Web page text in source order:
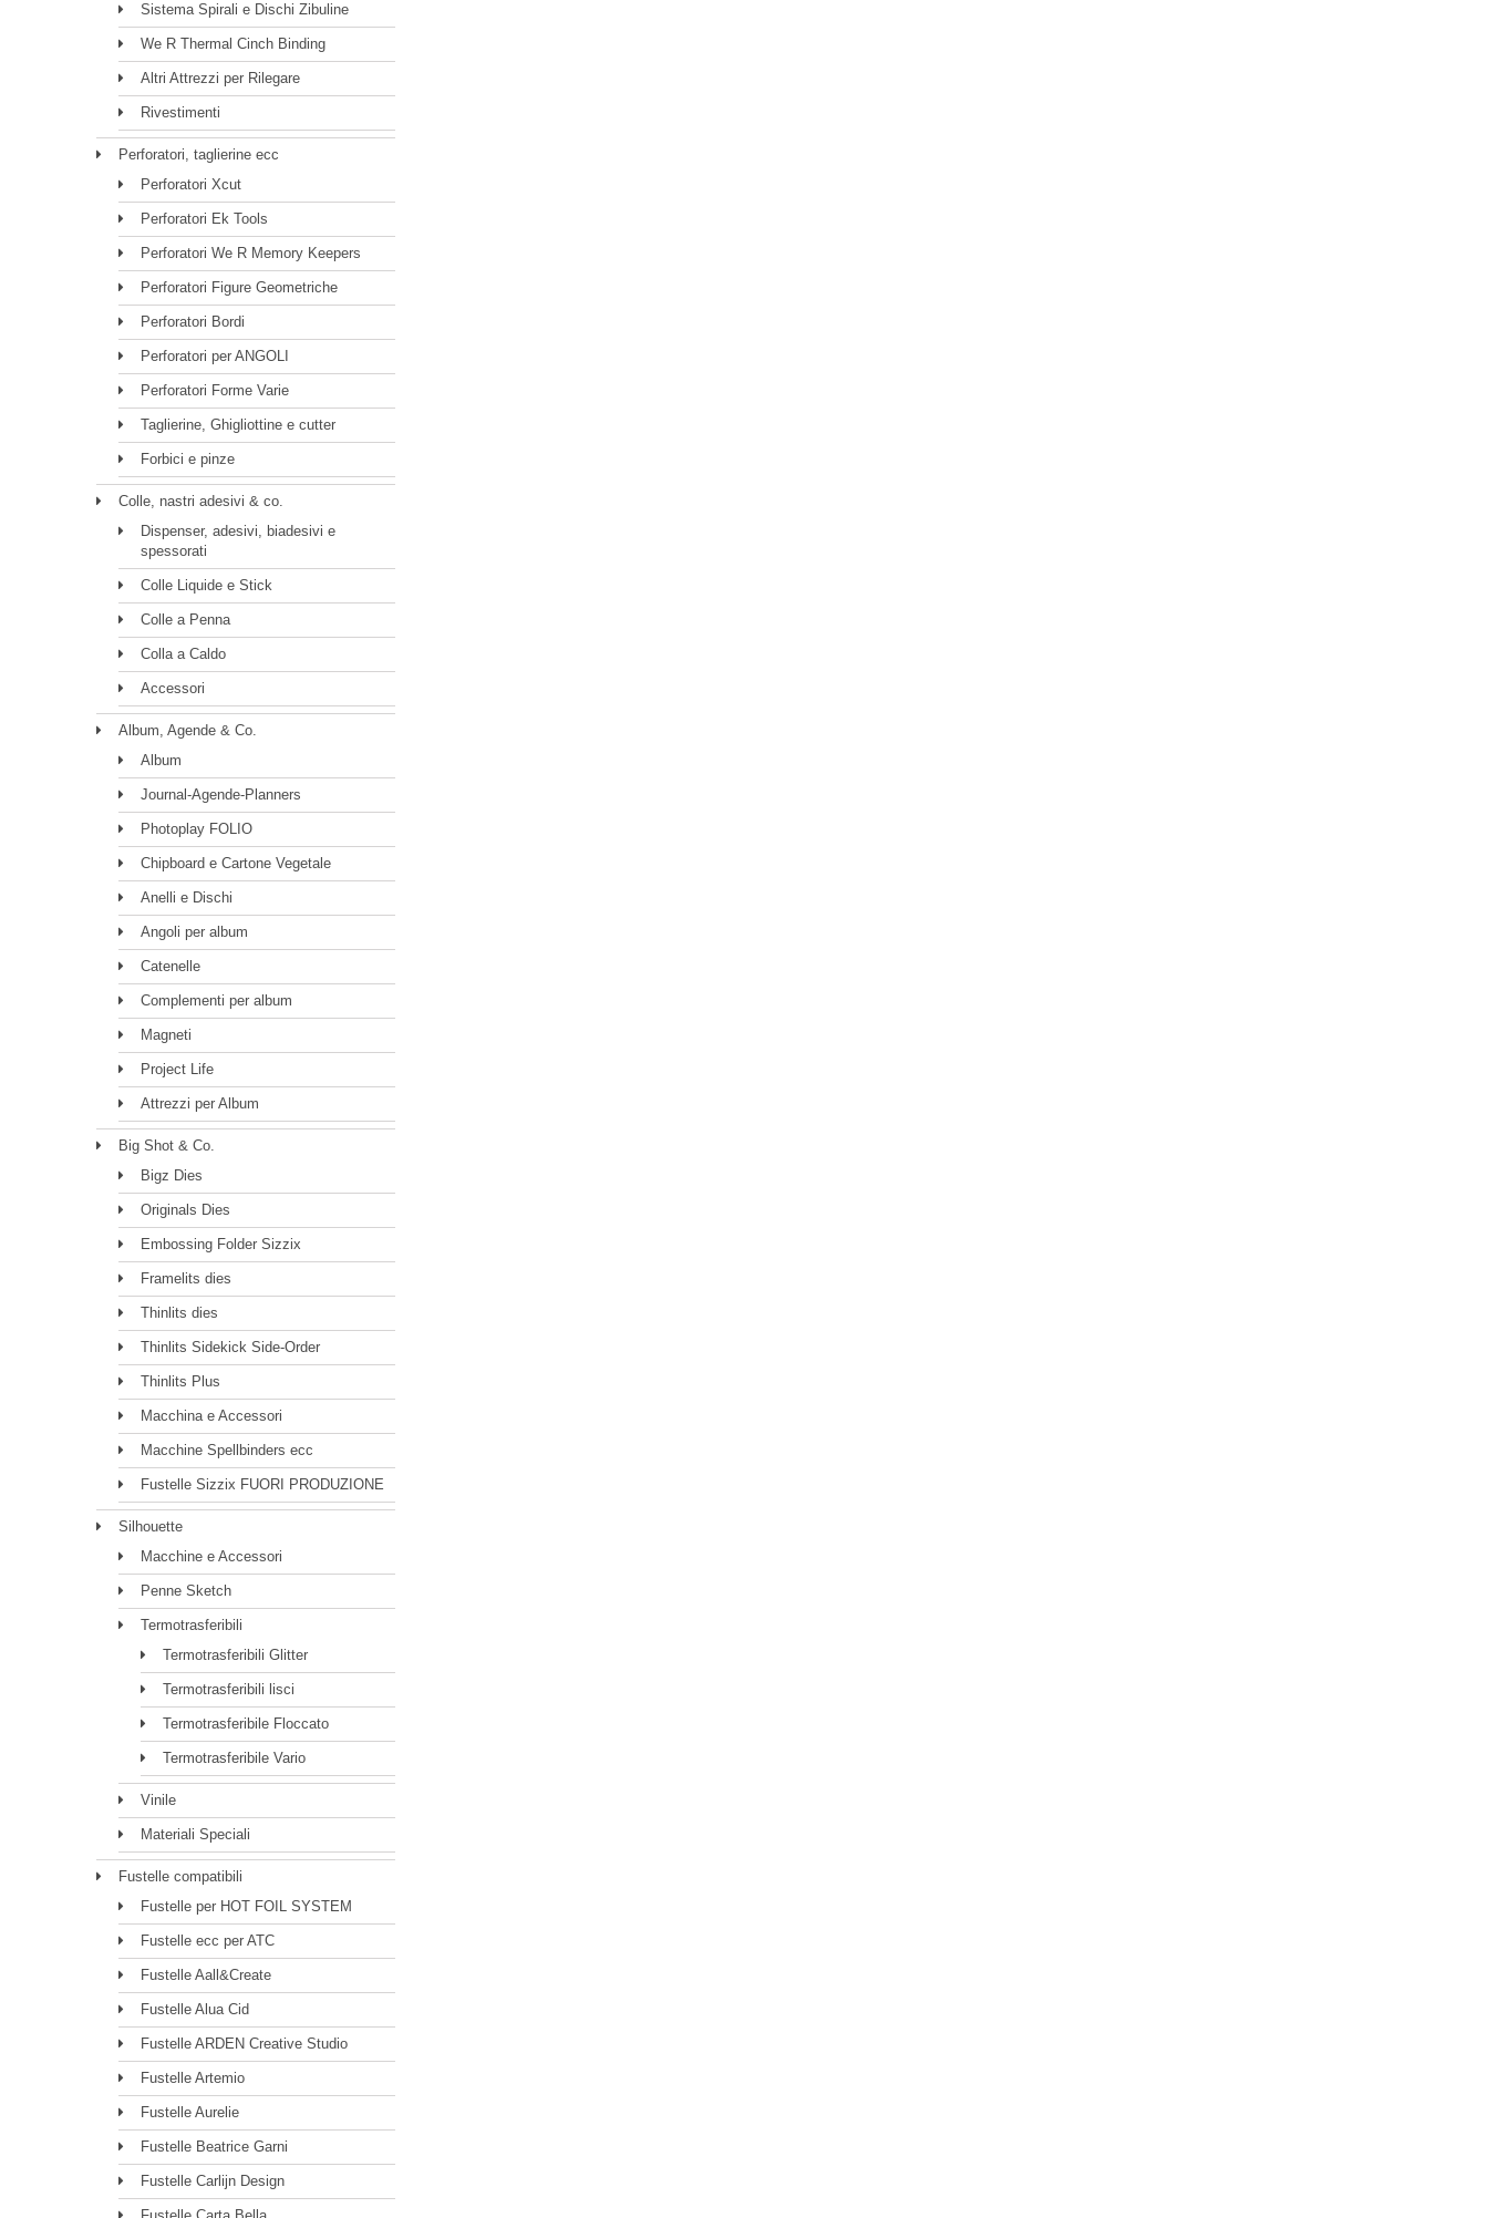
Sistema Spirali e Dischi Zibuline
We R Thermal Cinch Binding
Altri Attrezzi per Rilegare
Rivestimenti
Perforatori, taglierine ecc
Perforatori Xcut
Perforatori Ek Tools
Perforatori We R Memory Keepers
Perforatori Figure Geometriche
Perforatori Bordi
Perforatori per ANGOLI
Perforatori Forme Varie
Taglierine, Ghigliottine e cutter
Forbici e pinze
Colle, nastri adesivi & co.
Dispenser, adesivi, biadesivi e
spessorati
Colle Liquide e Stick
Colle a Penna
Colla a Caldo
Accessori
Album, Agende & Co.
Album
Journal-Agende-Planners
Photoplay FOLIO
Chipboard e Cartone Vegetale
Anelli e Dischi
Angoli per album
Catenelle
Complementi per album
Magneti
Project Life
Attrezzi per Album
Big Shot & Co.
Bigz Dies
Originals Dies
Embossing Folder Sizzix
Framelits dies
Thinlits dies
Thinlits Sidekick Side-Order
Thinlits Plus
Macchina e Accessori
Macchine Spellbinders ecc
Fustelle Sizzix FUORI PRODUZIONE
Silhouette
Macchine e Accessori
Penne Sketch
Termotrasferibili
Termotrasferibili Glitter
Termotrasferibili lisci
Termotrasferibile Floccato
Termotrasferibile Vario
Vinile
Materiali Speciali
Fustelle compatibili
Fustelle per HOT FOIL SYSTEM
Fustelle ecc per ATC
Fustelle Aall&Create
Fustelle Alua Cid
Fustelle ARDEN Creative Studio
Fustelle Artemio
Fustelle Aurelie
Fustelle Beatrice Garni
Fustelle Carlijn Design